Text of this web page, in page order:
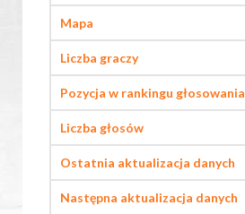
Mapa
Liczba graczy
Pozycja w rankingu głosowania
Liczba głosów
Ostatnia aktualizacja danych
Następna aktualizacja danych